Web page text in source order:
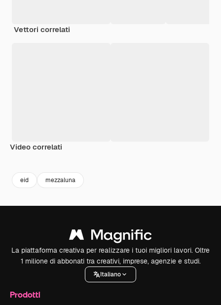
Vettori correlati
Video correlati
eid mezzaluna
La piattaforma creativa per realizzare i tuoi migliori lavori. Oltre
1 milione di abbonati tra creativi, imprese, agenzie e studi.
Italiano
Prodotti